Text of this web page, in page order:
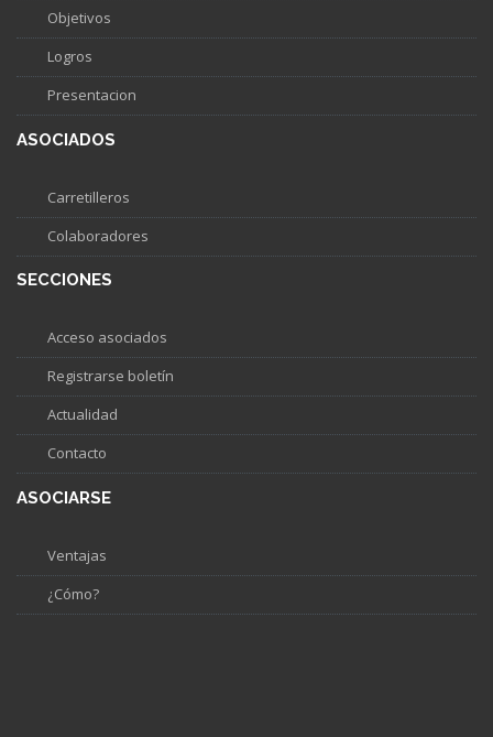
Objetivos
Logros
Presentacion
ASOCIADOS
Carretilleros
Colaboradores
SECCIONES
Acceso asociados
Registrarse boletín
Actualidad
Contacto
ASOCIARSE
Ventajas
¿Cómo?